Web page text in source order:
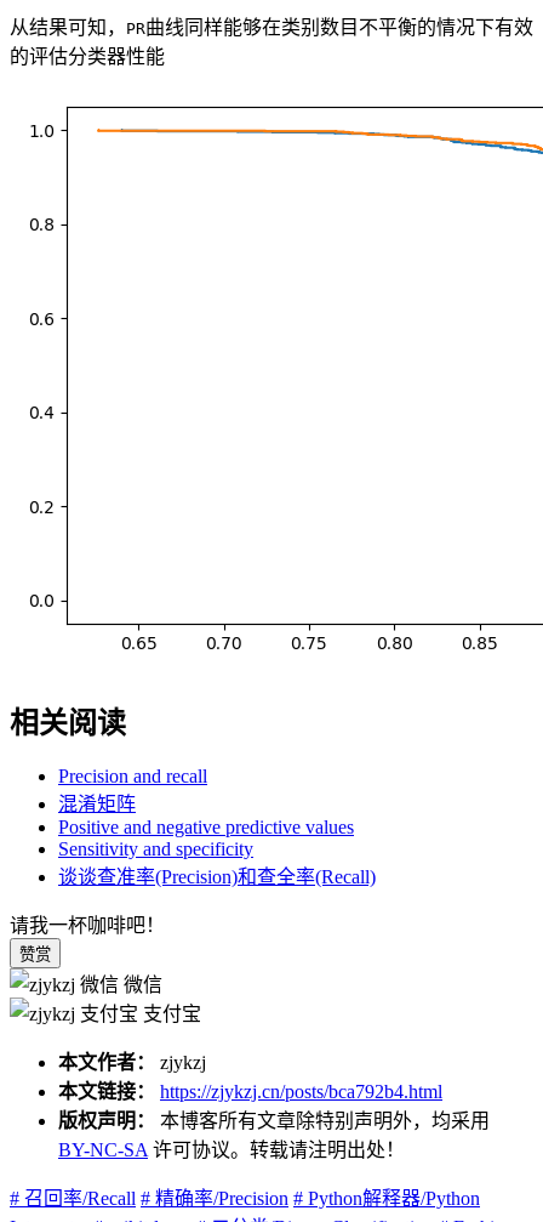
从结果可知， PR曲线同样能够在类别数目不平衡的情况下有效
的评估分类器性能
相关阅读
Precision and recall
混淆矩阵
Positive and negative predictive values
Sensitivity and specificity
谈谈查准率(Precision)和查全率(Recall)
请我一杯咖啡吧！
赞赏
微信
支付宝
本文作者： zjykzj
本文链接：
https://zjykzj.cn/posts/bca792b4.html
版权声明： 本博客所有文章除特别声明外，均采用
BY-NC-SA 许可协议。转载请注明出处！
# 召回率/Recall # 精确率/Precision # Python解释器/Python